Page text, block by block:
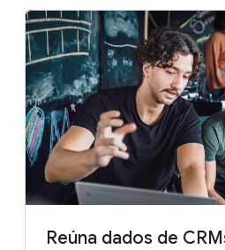
Reúna dados de